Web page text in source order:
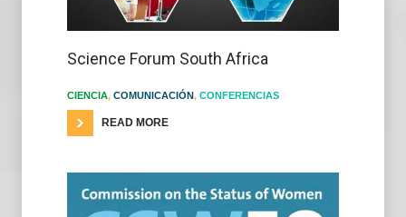
Science Forum South Africa
CIENCIA, COMUNICACIÓN, CONFERENCIAS
READ MORE